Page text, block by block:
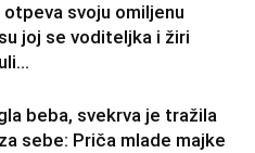
svoju omiljenu
joj se voditeljka i žiri
beba, svekrva je tražila
sebe: Priča mlade majke